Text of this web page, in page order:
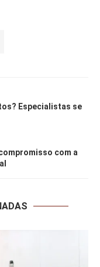
Especialistas se
com a